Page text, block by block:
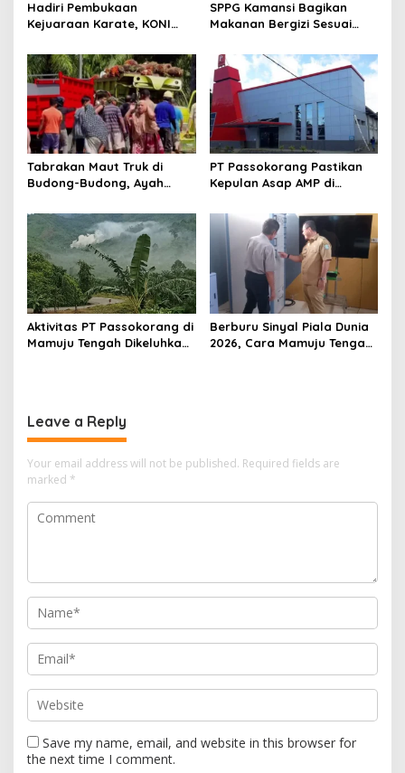
Hadiri Pembukaan
Kejuaraan Karate, KONI
Atlet Berprestasi Sulbar
SPPG Kamansi Bagikan
Makanan Bergizi Sesuai
Tabrakan Maut Truk di
Budong-Budong, Ayah
Berjuang Lewati Masa Kritis
PT Passokorang Pastikan
Kepulan Asap AMP di
Teknis dan Langsung
Dibenahi
Aktivitas PT Passokorang di
Mamuju Tengah Dikeluhkan,
Berburu Sinyal Piala Dunia
2026, Cara Mamuju Tengah
Leave a Reply
Your email address will not be published. Required fields are
marked *
Save my name, email, and website in this browser for
the next time I comment.